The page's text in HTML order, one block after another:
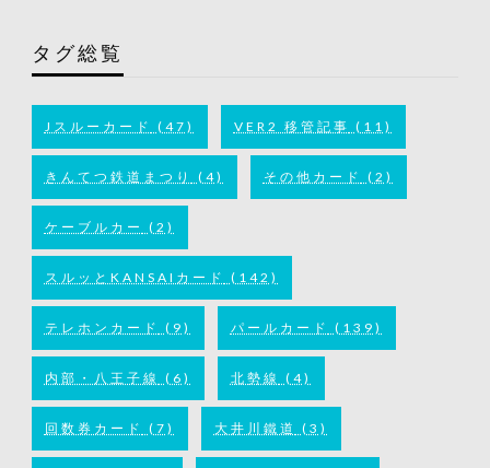
タグ総覧
Jスルーカード (47) VER2 移管記事 (11)
きんてつ鉄道まつり (4) その他カード (2)
ケーブルカー (2)
スルッとKANSAIカード (142)
テレホンカード (9) パールカード (139)
内部・八王子線 (6) 北勢線 (4)
回数券カード (7) 大井川鐵道 (3)